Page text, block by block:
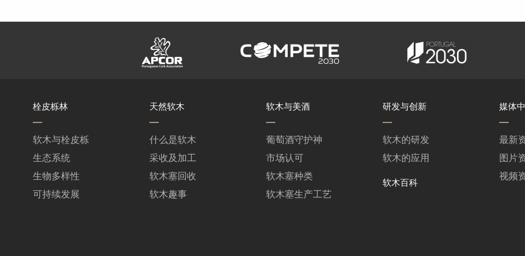
栓皮栎林
软木与栓皮栎
生态系统
生物多样性
可持续发展
天然软木
什么是软木
采收及加工
软木塞回收
软木趣事
软木与美酒
葡萄酒守护神
市场认可
软木塞种类
软木塞生产工艺
研发与创新
软木的研发
软木的应用
软木百科
媒体
最新
图片
视频